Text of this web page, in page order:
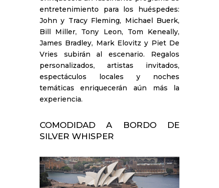
entretenimiento para los huéspedes:
John y Tracy Fleming, Michael Buerk,
Bill Miller, Tony Leon, Tom Keneally,
James Bradley, Mark Elovitz y Piet De
Vries subirán al escenario. Regalos
personalizados, artistas invitados,
espectáculos locales y noches
temáticas enriquecerán aún más la
experiencia.
COMODIDAD A BORDO DE
SILVER WHISPER